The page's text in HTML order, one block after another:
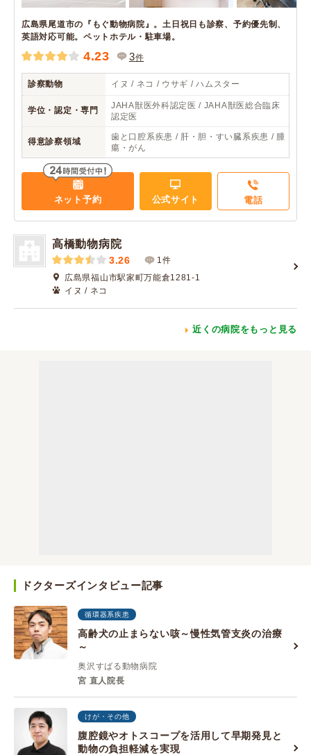
広島県尾道市の『もぐ動物病院』。土日祝日も診察、予約優先制、
英語対応可能。ペットホテル・駐車場。
4.23 3件
診察動物 イヌ / ネコ / ウサギ / ハムスター
学位・認定・専門
JAHA獣医外科認定医 / JAHA獣医総合臨床
認定医
得意診察領域
歯と口腔系疾患 / 肝・胆・すい臓系疾患 / 腫
瘍・がん
ネット予約 公式サイト 電話
高橋動物病院
3.26
1件
広島県福山市駅家町万能倉1281-1
イヌ / ネコ
近くの病院をもっと見る
ドクターズインタビュー記事
循環器系疾患
高齢犬の止まらない咳～慢性気管支炎の治療
～
奥沢すばる動物病院
宮 直人院長
けが・その他
腹腔鏡やオトスコープを活用して早期発見と
動物の負担軽減を実現